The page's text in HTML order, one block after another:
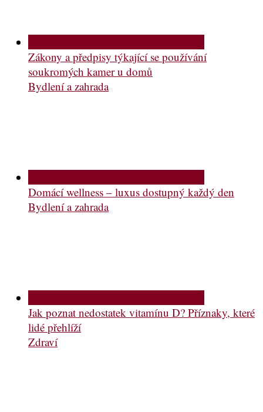
Zákony a předpisy týkající se používání
soukromých kamer u domů
Bydlení a zahrada
Domácí wellness – luxus dostupný každý den
Bydlení a zahrada
Jak poznat nedostatek vitamínu D? Příznaky, které
lidé přehlíží
Zdraví